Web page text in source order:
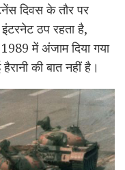
दिवस के तौर पर
ठप रहता है,
में अंजाम दिया गया
की बात नहीं है।